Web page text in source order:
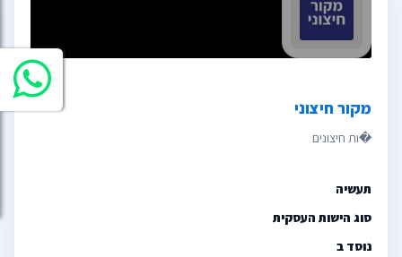
מקור חיצוני
תעשיה
סוג הישות העסקית
נוסד ב